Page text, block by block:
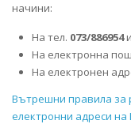
начини:
На тел. 073/886954
На електронна
На електронен
Вътрешни правила за
електронни адреси